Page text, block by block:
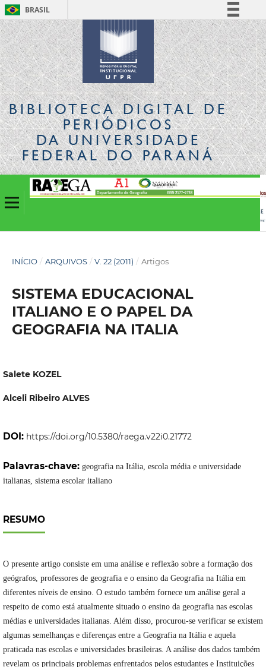
BRASIL
Simplifique!
Comunica BR
Participe
Acesso à informação
Legislação
Canais
BIBLIOTECA DIGITALDE
PERIÓDICOS
DA UNIVERSIDADE
FEDERAL DO PARANÁ
INÍCIO / ARQUIVOS / V. 22 (2011) / Artigos
SISTEMA EDUCACIONAL
ITALIANO E O PAPEL DA
GEOGRAFIA NA ITALIA
Salete KOZEL
Alceli Ribeiro ALVES
DOI: https://doi.org/10.5380/raega.v22i0.21772
Palavras-chave: geografia na Itália, escola média e universidade
italianas, sistema escolar italiano
RESUMO
O presente artigo consiste em uma análise e reflexão sobre a formação dos
geógrafos, professores de geografia e o ensino da Geografia na Itália em
diferentes níveis de ensino. O estudo também fornece um análise geral a
respeito de como está atualmente situado o ensino da geografia nas escolas
médias e universidades italianas. Além disso, procurou-se verificar se existem
algumas semelhanças e diferenças entre a Geografia na Itália e aquela
praticada nas escolas e universidades brasileiras. A análise dos dados também
revelam os principais problemas enfrentados pelos estudantes e Instituições